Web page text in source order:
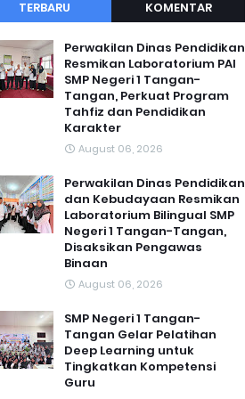
TERBARU KOMENTAR
Perwakilan Dinas Pendidikan
Resmikan Laboratorium PAI
SMP Negeri 1 Tangan-
Tangan, Perkuat Program
Tahfiz dan Pendidikan
Karakter
August 06, 2026
Perwakilan Dinas Pendidikan
dan Kebudayaan Resmikan
Laboratorium Bilingual SMP
Negeri 1 Tangan-Tangan,
Disaksikan Pengawas
Binaan
August 06, 2026
SMP Negeri 1 Tangan-
Tangan Gelar Pelatihan
Deep Learning untuk
Tingkatkan Kompetensi
Guru